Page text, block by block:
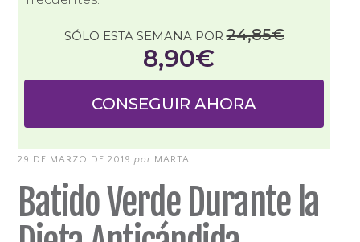
SÓLO ESTA SEMANA POR24,85€
8,90€
CONSEGUIR AHORA
29 DE MARZO DE 2019 por MARTA
Batido Verde Durante la